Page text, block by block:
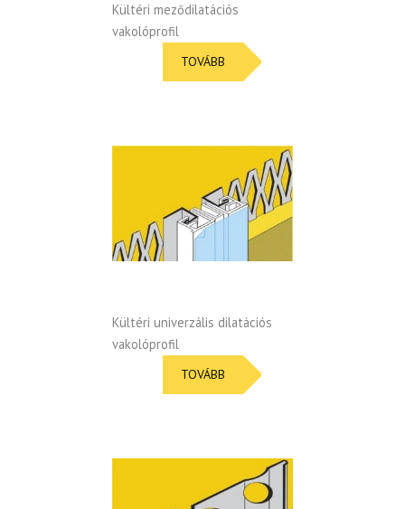
Kültéri meződilatációs
vakolóprofil
TOVÁBB
Kültéri univerzális dilatációs
vakolóprofil
TOVÁBB